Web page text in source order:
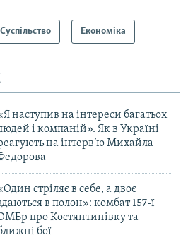
Суспільство Економіка
наступив на інтереси багатьох
і компаній». Як в Україні
на інтерв’ю Михайла
стріляє в себе, а двоє
в полон»: комбат 157-ї
про Костянтинівку та
бої